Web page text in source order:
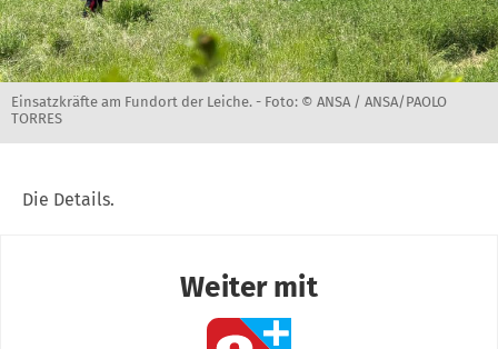
Einsatzkräfte am Fundort der Leiche. - Foto: © ANSA / ANSA/PAOLO
TORRES
Die Details.